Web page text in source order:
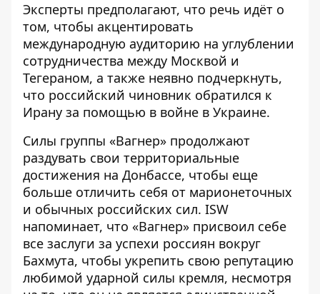
Эксперты предполагают, что речь идёт о
том, чтобы акцентировать
международную аудиторию на углублении
сотрудничества между Москвой и
Тегераном, а также неявно подчеркнуть,
что российский чиновник обратился к
Ирану за помощью в войне в Украине.
Силы группы «Вагнер» продолжают
раздувать свои территориальные
достижения на Донбассе, чтобы еще
больше отличить себя от марионеточных
и обычных российских сил. ISW
напоминает, что «Вагнер» присвоил себе
все заслуги за успехи россиян вокруг
Бахмута, чтобы укрепить свою репутацию
любимой ударной силы кремля, несмотря